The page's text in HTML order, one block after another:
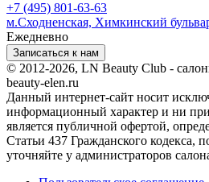
+7 (495) 801-63-63
м.Сходненская, Химкинский
Ежедневно
Записаться к нам
© 2012-2026, LN Beauty Club -
beauty-elen.ru
Данный интернет-сайт носит
информационный характер и ни
является публичной офертой,
Статьи 437 Гражданского
уточняйте у администраторов